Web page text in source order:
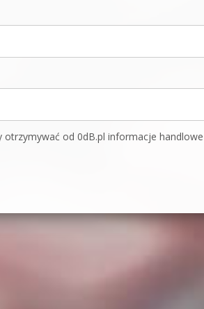
od 0dB.pl informacje handlowe